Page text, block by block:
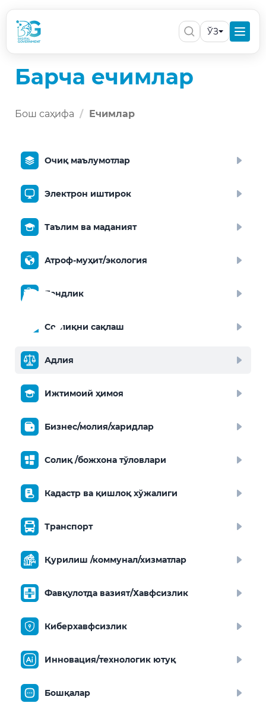
ЎЗ
Барча ечимлар
Бош саҳифа Ечимлар
Очиқ маълумотлар
Электрон иштирок
Таълим ва маданият
Атроф-муҳит/экология
Бандлик
Соғлиқни сақлаш
Адлия
Ижтимоий ҳимоя
Бизнес/молия/харидлар
Солиқ /божхона тўловлари
Кадастр ва қишлоқ хўжалиги
Транспорт
Қурилиш /коммунал/хизматлар
Фавқулотда вазият/Хавфсизлик
Киберхавфсизлик
Инновация/технологик ютуқ
Бошқалар